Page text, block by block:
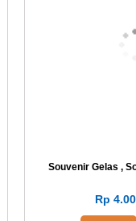
Souvenir Gelas ,
Rp